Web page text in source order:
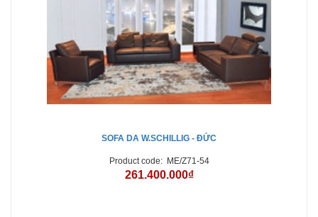
SOFA DA W.SCHILLIG - ĐỨC
Product code: ME/Z71-54
261.400.000₫